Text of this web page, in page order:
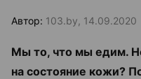
Автор: 103.by, 14.09.2020
Мы то, что мы едим.
на состояние кожи?